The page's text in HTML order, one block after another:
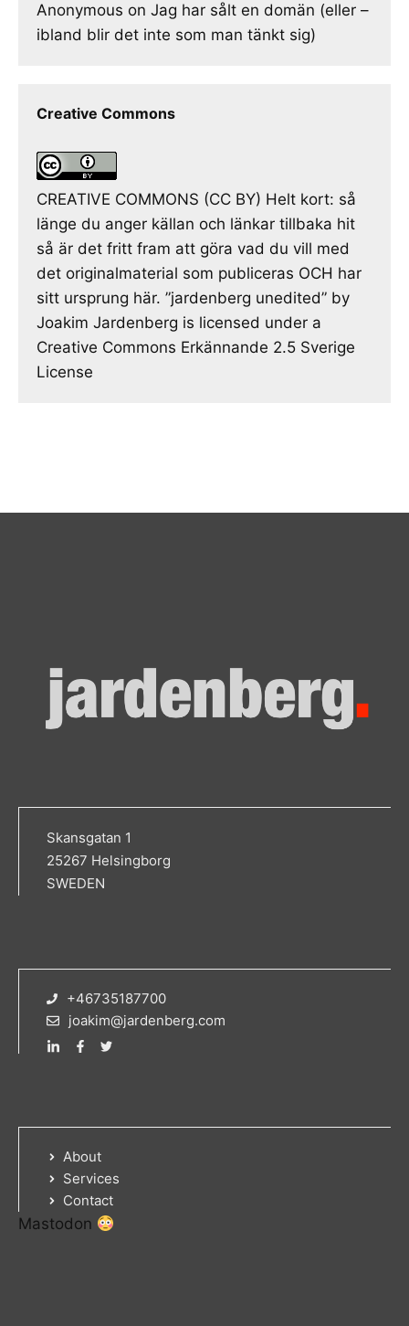
Anonymous on Jag har sålt en domän (eller –
ibland blir det inte som man tänkt sig)
Creative Commons
CREATIVE COMMONS (CC BY) Helt kort: så
länge du anger källan och länkar tillbaka hit
så är det fritt fram att göra vad du vill med
det originalmaterial som publiceras OCH har
sitt ursprung här. ”jardenberg unedited” by
Joakim Jardenberg is licensed under a
Creative Commons Erkännande 2.5 Sverige
License
Skansgatan 1
25267 Helsingborg
SWEDEN
+46735187700
joakim@jardenberg.com
About
Services
Contact
Mastodon